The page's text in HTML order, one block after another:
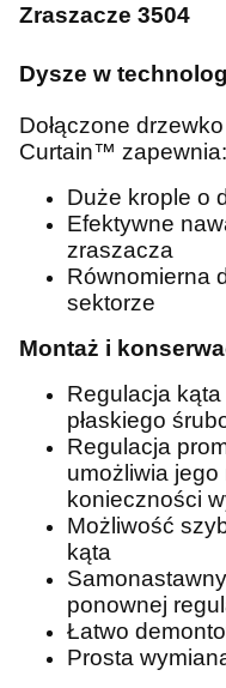
Zraszacze 3504
Dysze w
Dołączone
Curtain™ zapewnia:
Duże krople o
Efektywne
zraszacza
Równomierna
sektorze
Montaż i
Regulacja
płaskiego
Regulacja
umożliwia
konieczności
Możliwość
kąta
ponownej
Łatwo
Prosta